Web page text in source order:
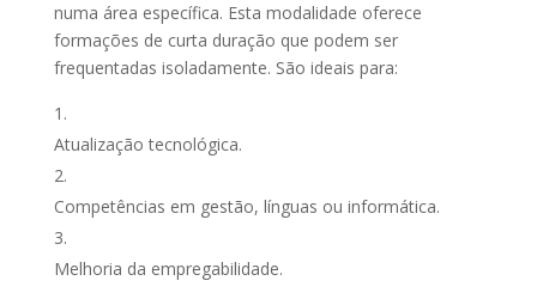
numa área específica. Esta modalidade oferece
formações de curta duração que podem ser
frequentadas isoladamente. São ideais para:
Atualização tecnológica.
Competências em gestão, línguas ou informática.
Melhoria da empregabilidade.